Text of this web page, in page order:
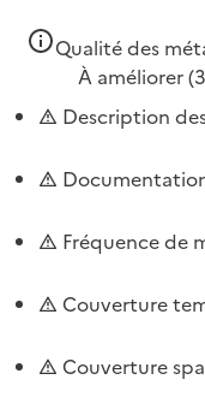
Qualité des
À améliorer
Description
Fréquence de
Couverture
Couverture